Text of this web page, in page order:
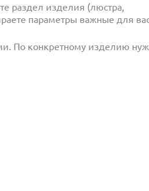
раздел изделия (люстра,
параметры важные для
По конкретному изделию